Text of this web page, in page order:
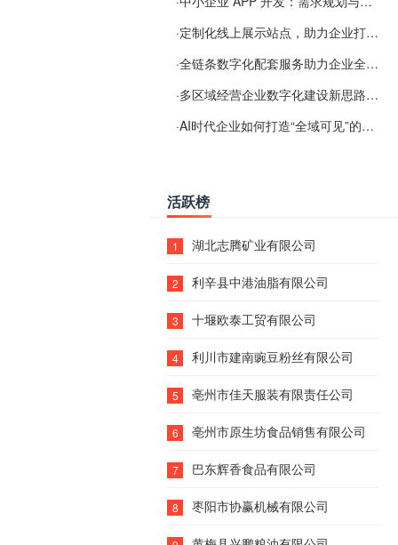
·定制化线上展示站点，助力企业打通线上经营渠道
·全链条数字化配套服务助力企业全域线上经营
·多区域经营企业数字化建设新思路：多端载体与地域检索一体化落地思路分享
·AI时代企业如何打造“全域可见”的数字资产？梓彤超越给出新解法
活跃榜
1 湖北志腾矿业有限公司
2 利辛县中港油脂有限公司
3 十堰欧泰工贸有限公司
4 利川市建南豌豆粉丝有限公司
5 亳州市佳天服装有限责任公司
6 亳州市原生坊食品销售有限公司
7 巴东辉香食品有限公司
8 枣阳市协赢机械有限公司